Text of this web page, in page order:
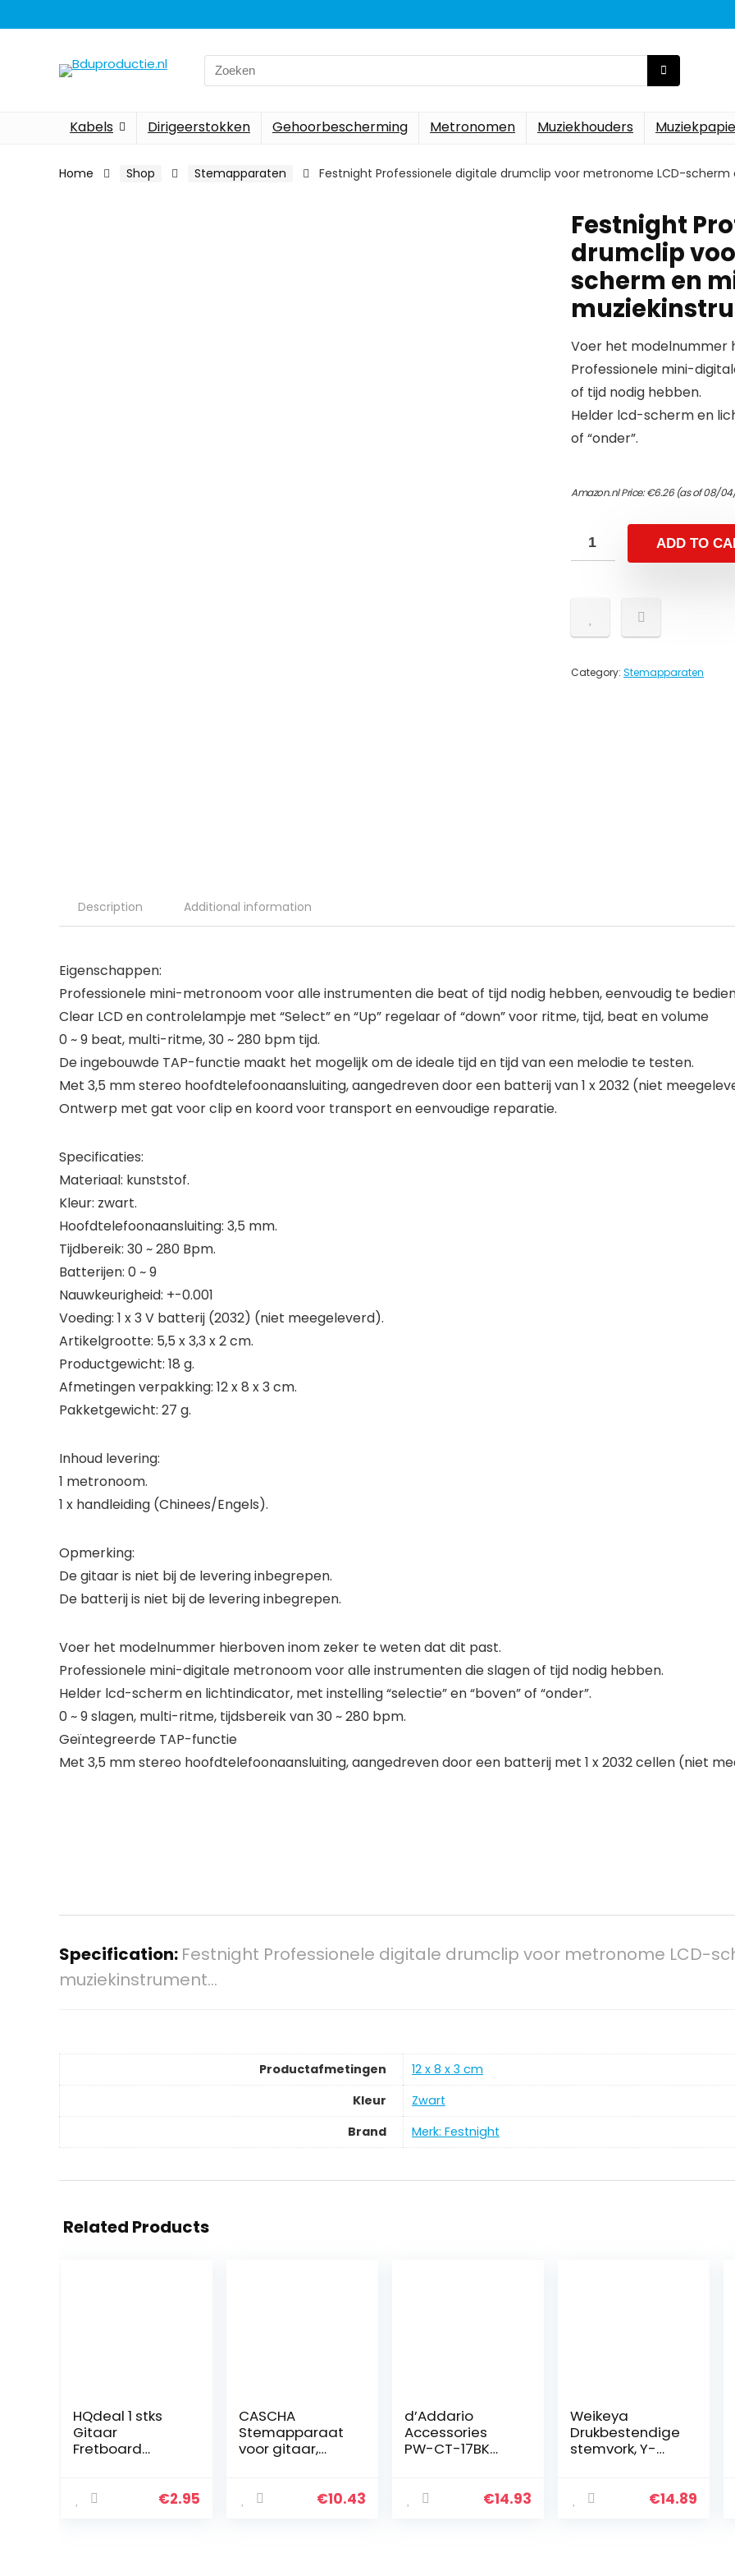
Search
for:
Kabels Dirigeerstokken Gehoorbescherming Metronomen Muziekhouders
Home Shop Stemapparaten Festnight Professionele digitale drumclip voor metronome LCD-
Festnight
drumclip
scherm en
Voer het modelnummer
Professionele mini-
of tijd nodig hebben.
Helder lcd-scherm en
of “onder”.
Amazon.nl Price:€6.26(as of 08/04/
ADD TO
Category: Stemapparaten
Description Additional information
Eigenschappen:
Professionele mini-metronoom voor alle instrumenten die beat of tijd nodig hebben, eenvoudig te
Clear LCD en controlelampje met “Select” en “Up” regelaar of “down” voor ritme, tijd, beat en volume
0 ~ 9 beat, multi-ritme, 30 ~ 280 bpm tijd.
De ingebouwde TAP-functie maakt het mogelijk om de ideale tijd en tijd van een melodie te testen.
Met 3,5 mm stereo hoofdtelefoonaansluiting, aangedreven door een batterij van 1 x 2032 (niet
Ontwerp met gat voor clip en koord voor transport en eenvoudige reparatie.
Specificaties:
Materiaal: kunststof.
Kleur: zwart.
Hoofdtelefoonaansluiting: 3,5 mm.
Tijdbereik: 30 ~ 280 Bpm.
Batterijen: 0 ~ 9
Nauwkeurigheid: +-0.001
Voeding: 1 x 3 V batterij (2032) (niet meegeleverd).
Artikelgrootte: 5,5 x 3,3 x 2 cm.
Productgewicht: 18 g.
Afmetingen verpakking: 12 x 8 x 3 cm.
Pakketgewicht: 27 g.
Inhoud levering:
1 metronoom.
1 x handleiding (Chinees/Engels).
Opmerking:
De gitaar is niet bij de levering inbegrepen.
De batterij is niet bij de levering inbegrepen.
Voer het modelnummer hierboven inom zeker te weten dat dit past.
Professionele mini-digitale metronoom voor alle instrumenten die slagen of tijd nodig hebben.
Helder lcd-scherm en lichtindicator, met instelling “selectie” en “boven” of “onder”.
0 ~ 9 slagen, multi-ritme, tijdsbereik van 30 ~ 280 bpm.
Geïntegreerde TAP-functie
Met 3,5 mm stereo hoofdtelefoonaansluiting, aangedreven door een batterij met 1 x 2032 cellen (niet
Specification: Festnight Professionele digitale drumclip voor metronome LCD-
muziekinstrument…
Productafmetingen
‎12 x 8 x 3 cm
Kleur
‎Zwart
Brand
Merk: Festnight
Related Products
HQdeal 1 stks
Gitaar
Fretboard
Gecodeerde€2.95
CASCHA
Stemapparaat
voor gitaar,
stem, clip-on
€10.43
d’Addario
Accessories
PW-CT-17BK
zwart
€14.93
Weikeya
Drukbestendige
stemvork, Y-
aluminiumlegeri
€14.89